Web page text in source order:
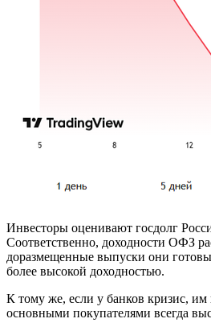
Инвесторы оценивают госдолг
Соответственно, доходности ОФЗ
доразмещенные выпуски они готовы
более высокой доходностью.
К тому же, если у банков кризис,
основными покупателями всегда